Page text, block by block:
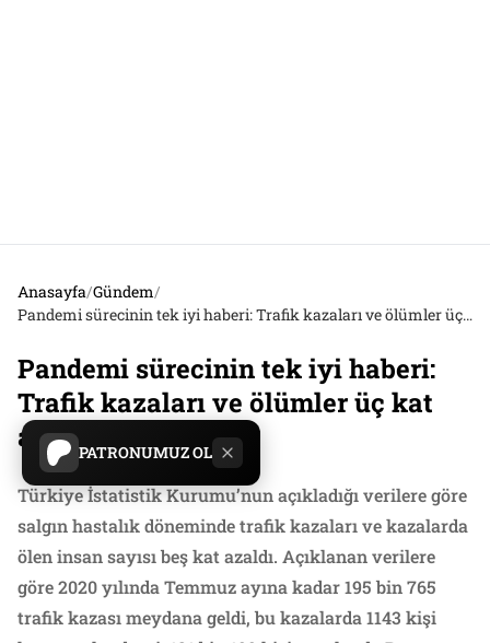
PATRONUMUZ OL
Anasayfa/Gündem/
Pandemi sürecinin tek iyi haberi: Trafik kazaları ve ölümler üç kat azaldı!
Pandemi sürecinin tek iyi haberi:
Trafik kazaları ve ölümler üç kat
azaldı!
Türkiye İstatistik Kurumu’nun açıkladığı verilere göre
salgın hastalık döneminde trafik kazaları ve kazalarda
ölen insan sayısı beş kat azaldı. Açıklanan verilere
göre 2020 yılında Temmuz ayına kadar 195 bin 765
trafik kazası meydana geldi, bu kazalarda 1143 kişi